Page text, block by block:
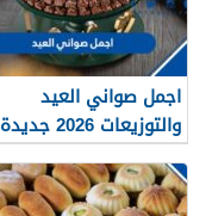
اجمل صواني العيد
والتوزيعات 2026 جديدة
ومميزة 1447